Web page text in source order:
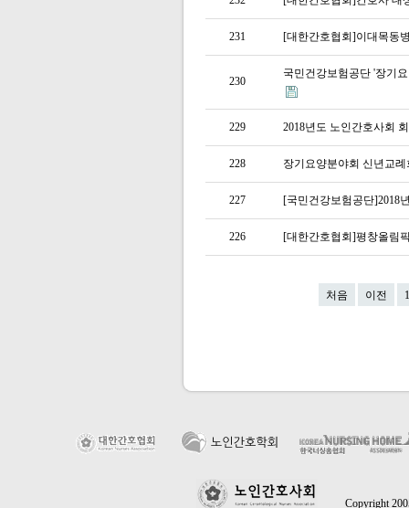
231 [대한간호협회]이대목동
230
국민건강보험공단 '장기
229 2018년도 노인간호사회
228 장기요양분야회 신년교
227 [국민건강보험공단]2018
226 [대한간호협회]평창올림
처음 이전
Copyright